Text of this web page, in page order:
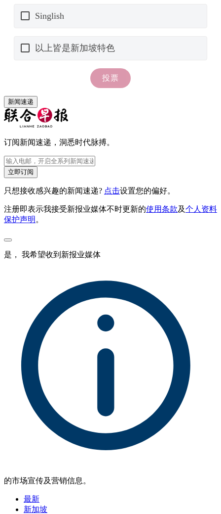
新闻速递
订阅新闻速递，洞悉时代脉搏。
立即订阅
只想接收感兴趣的新闻速递? 点击设置您的偏好。
注册即表示我接受新报业媒体不时更新的使用条款及个人资料
保护声明 。
是， 我希望收到新报业媒体
的市场宣传及营销信息。
最新
新加坡